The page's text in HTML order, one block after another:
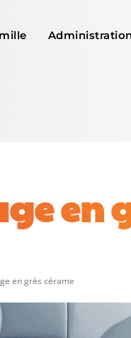
en
en grès cérame